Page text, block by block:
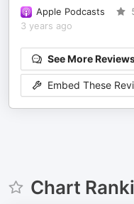
Apple Podcasts
3 years ago
See More
Embed These
Chart